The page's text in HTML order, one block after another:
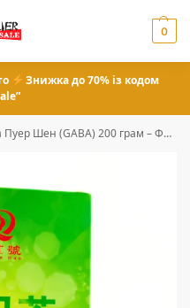
0
Знижка до 70% із кодом
Шен (GABA) 200 грам – Фабрика Menghai Nie Qun Hao